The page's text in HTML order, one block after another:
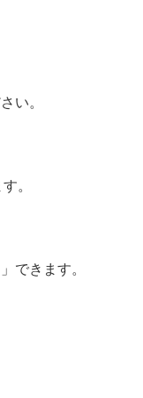
い。
。
できます。